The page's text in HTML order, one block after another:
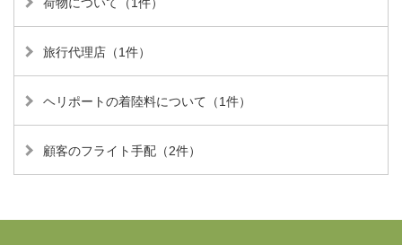
旅行代理店（1件）
ヘリポートの着陸料について（1件）
顧客のフライト手配（2件）